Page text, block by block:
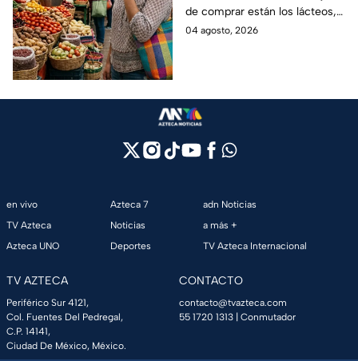
canasta básica en
México, según Anpec
de comprar están los lácteos,
comida enlatada, pan de caja,
04 agosto, 2026
en vivo
TV Azteca
Azteca UNO
Azteca 7
Noticias
Deportes
adn Noticias
a más +
TV Azteca Internacional
TV AZTECA
Periférico Sur 4121,
Col. Fuentes Del Pedregal,
C.P. 14141,
Ciudad De México, México.
CONTACTO
contacto@tvazteca.com
55 1720 1313 | Conmutador